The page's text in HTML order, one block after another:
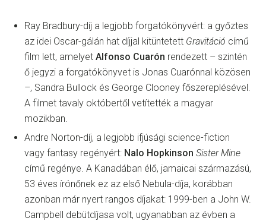
Ray Bradbury-díj a legjobb forgatókönyvért: a győztes
az idei Oscar-gálán hat díjjal kitüntetett Gravitáció című
film lett, amelyet Alfonso Cuarón rendezett – szintén
ő jegyzi a forgatókönyvet is Jonas Cuarónnal közösen
–, Sandra Bullock és George Clooney főszereplésével.
A filmet tavaly októbertől vetítették a magyar
mozikban.
Andre Norton-díj, a legjobb ifjúsági science-fiction
vagy fantasy regényért: Nalo Hopkinson Sister Mine
című regénye. A Kanadában élő, jamaicai származású,
53 éves írónőnek ez az első Nebula-díja, korábban
azonban már nyert rangos díjakat: 1999-ben a John W.
Campbell debütdíjasa volt, ugyanabban az évben a